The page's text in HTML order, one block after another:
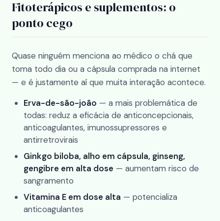
Fitoterápicos e suplementos: o
ponto cego
Quase ninguém menciona ao médico o chá que
toma todo dia ou a cápsula comprada na internet
— e é justamente aí que muita interação acontece.
Erva-de-são-joão — a mais problemática de
todas: reduz a eficácia de anticoncepcionais,
anticoagulantes, imunossupressores e
antirretrovirais
Ginkgo biloba, alho em cápsula, ginseng,
gengibre em alta dose — aumentam risco de
sangramento
Vitamina E em dose alta — potencializa
anticoagulantes